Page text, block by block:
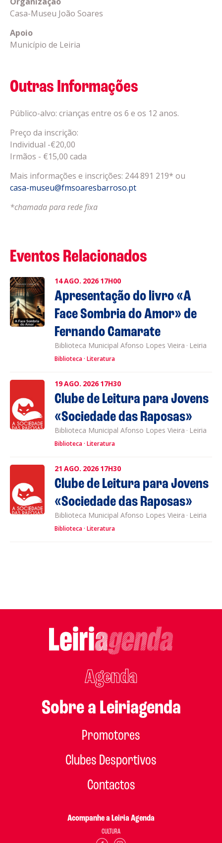
Casa-Museu João Soares
Apoio
Município de Leiria
Outras Informações
Público-alvo: crianças entre os 6 e os 12 anos.
Preço da inscrição:
Individual -€20,00
Irmãos - €15,00 cada
Mais informações e inscrições: 244 891 219* ou
casa-museu@fmsoaresbarroso.pt
*chamada para rede fixa
Eventos Relacionados
14AGO. 2026 17H00
Apresentação do livro «A
Face Sombria do Amor» de
Fernando Camarate
Biblioteca Municipal Afonso Lopes Vieira · Leiria
Biblioteca Literatura
19AGO. 2026 17H30
Clube de Leitura para Jovens
«Sociedade das Raposas»
Biblioteca Municipal Afonso Lopes Vieira · Leiria
Biblioteca Literatura
21 AGO. 2026 17H30
Clube de Leitura para Jovens
«Sociedade das Raposas»
Biblioteca Municipal Afonso Lopes Vieira · Leiria
Biblioteca Literatura
Agenda
Sobre a Leiriagenda
Promotores
Clubes Desportivos
Contactos
Acompanhe a Leiria Agenda
CULTURA